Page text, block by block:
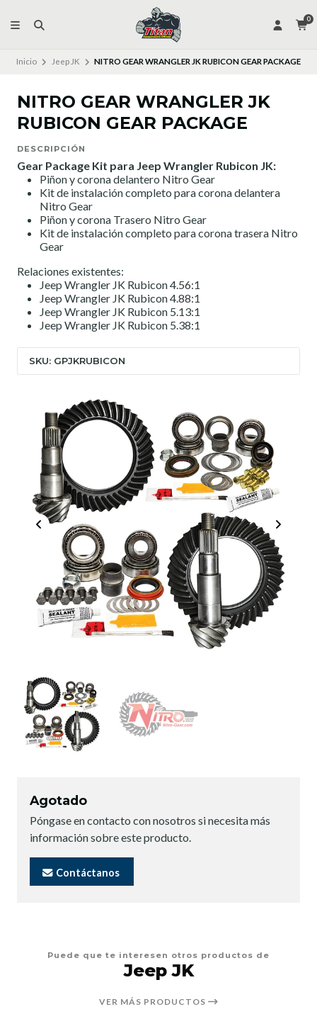
0
Inicio Jeep JK NITRO GEAR WRANGLER JK RUBICON GEAR PACKAGE
NITRO GEAR WRANGLER JK
RUBICON GEAR PACKAGE
DESCRIPCIÓN
Gear Package Kit para Jeep Wrangler Rubicon JK:
Piñon y corona delantero Nitro Gear
Kit de instalación completo para corona delantera
Nitro Gear
Piñon y corona Trasero Nitro Gear
Kit de instalación completo para corona trasera Nitro
Gear
Relaciones existentes:
Jeep Wrangler JK Rubicon 4.56:1
Jeep Wrangler JK Rubicon 4.88:1
Jeep Wrangler JK Rubicon 5.13:1
Jeep Wrangler JK Rubicon 5.38:1
SKU: GPJKRUBICON
Agotado
Póngase en contacto con nosotros si necesita más
información sobre este producto.
Contáctanos
Puede que te interesen otros productos de
Jeep JK
VER MÁS PRODUCTOS